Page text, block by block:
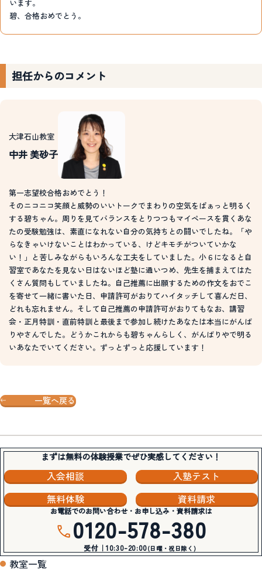
います。
碧、合格おめでとう。
担任からのコメント
大津石山教室
中井 美砂子
第一志望校合格おめでとう！
そのニコニコ笑顔と威勢のいいトークでまわりの空気をぱぁっと明るく
する碧ちゃん。周りを見てバランスをとりつつもマイペースを貫くあな
たの受験勉強は、素直になれない自分の気持ちとの闘いでしたね。「や
らなきゃいけないことはわかっている、けどキモチがついていかな
い！」と苦しみながらもいろんな工夫をしていました。小６になると自
習室であなたを見ない日はないほど塾に通いつめ、先生を捕まえてはた
くさん質問もしていましたね。自己推薦に出願するための作文をおでこ
を寄せて一緒に書いた日、申請許可がおりてハイタッチして喜んだ日、
どれも忘れません。そして自己推薦の申請許可がおりてもなお、講習
会・正月特訓・直前特訓と最後まで参加し続けたあなたは本当にがんば
りやさんでした。どうかこれからも碧ちゃんらしく、がんばりやで明る
いあなたでいてください。ずっとずっと応援しています！
一覧へ戻る
まずは無料の体験授業でぜひ実感してください！
入会相談
入塾テスト
無料体験
資料請求
お電話でのお問い合わせ・お申し込み・資料請求は
0120-578-380
受付｜10:30-20:00(日曜・祝日除く)
教室一覧